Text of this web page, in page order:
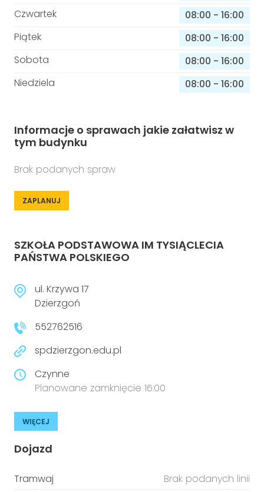
Czwartek
08:00 - 16:00
Piątek
08:00 - 16:00
Sobota
08:00 - 16:00
Niedziela
08:00 - 16:00
Informacje o sprawach jakie załatwisz w
tym budynku
Brak podanych spraw
ZAPLANUJ
SZKOŁA PODSTAWOWA IM TYSIĄCLECIA
PAŃSTWA POLSKIEGO
ul. Krzywa 17
Dzierzgoń
552762516
spdzierzgon.edu.pl
Czynne
Planowane zamknięcie 16:00
WIĘCEJ
Dojazd
Tramwaj
Brak podanych linii